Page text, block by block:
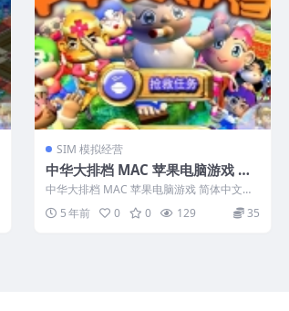
SIM 模拟经营
中华大排档 MAC 苹果电脑游戏 简
体中文版 支援10.13 10.14 10.15 1
1 12
中华大排档 MAC 苹果电脑游戏 简体中文版
支援10.13 10.14 10....
5 年前 0 0 129 35